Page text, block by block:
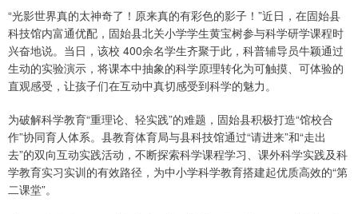
“光影世界真的太神奇了！原来真的有彩色的影子！”近日，在固始县
科技馆内富通优配，固始县北关小学学生黄宝树参与科学研学课程时
兴奋地说。当日，该校 400余名学生齐聚于此，科普辅导员牛颖通过
生动的实验演示，将课本中抽象的科学原理转化为可触摸、可体验的
直观感受，让孩子们在互动中真切感受到科学的魅力。
为破解科学教育“重理论、轻实践”的难题，固始县积极打造“馆校合
作”协同育人体系。县教育体育局与县科技馆通过“请进来”和“走出
去”的双向互动实践活动，不断探索科学课程学习、课外科学实践及科
学教育实习实训的有效路径，为中小学科学教育搭建起优质高效的“第
二课堂”。